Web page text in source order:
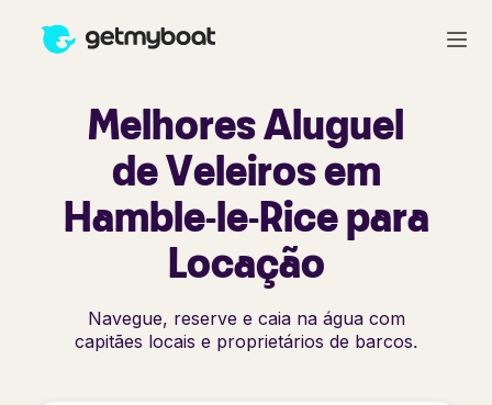
Melhores Aluguel
de Veleiros em
Hamble-le-Rice para
Locação
Navegue, reserve e caia na água com
capitães locais e proprietários de barcos.